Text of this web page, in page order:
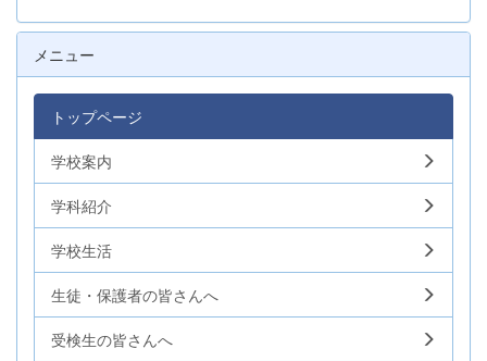
メニュー
トップページ
学校案内
学科紹介
学校生活
生徒・保護者の皆さんへ
受検生の皆さんへ